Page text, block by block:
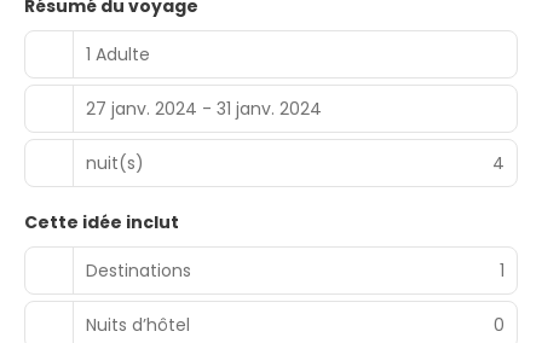
Résumé du voyage
1 Adulte
27 janv. 2024 - 31 janv. 2024
nuit(s) 4
Cette idée inclut
Destinations
1
Nuits d’hôtel 0